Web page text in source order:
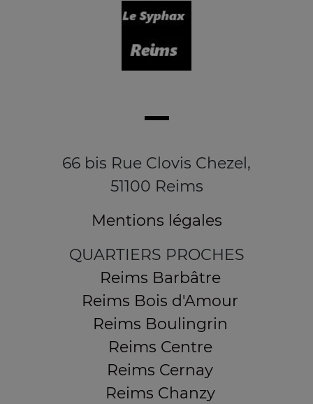
66 bis Rue Clovis Chezel,
51100 Reims
Mentions légales
QUARTIERS PROCHES
Reims Barbâtre
Reims Bois d'Amour
Reims Boulingrin
Reims Centre
Reims Cernay
Reims Chanzy